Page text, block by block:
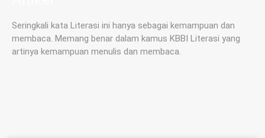
Seringkali kata Literasi ini hanya sebagai kemampuan dan
membaca. Memang benar dalam kamus KBBI Literasi yang
artinya kemampuan menulis dan membaca.